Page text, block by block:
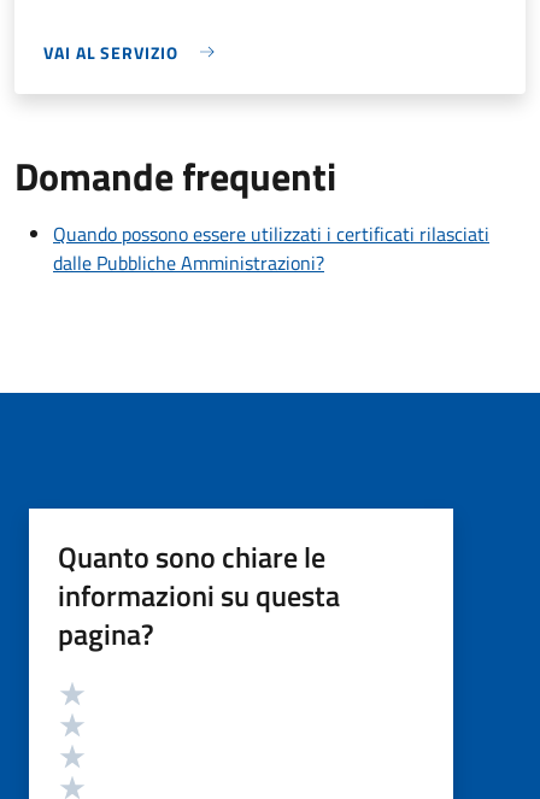
VAI AL SERVIZIO
Domande frequenti
Quando possono essere utilizzati i certificati rilasciati
dalle Pubbliche Amministrazioni?
Quanto sono chiare le
informazioni su questa
pagina?
Valutazione